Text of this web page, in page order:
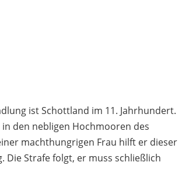
ist Schottland im 11. Jahrhundert.
den nebligen Hochmooren des
machthungrigen Frau hilft er dieser
Strafe folgt, er muss schließlich